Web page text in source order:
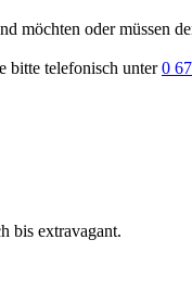
möchten oder
bitte telefonisch unter0
bis extravagant.